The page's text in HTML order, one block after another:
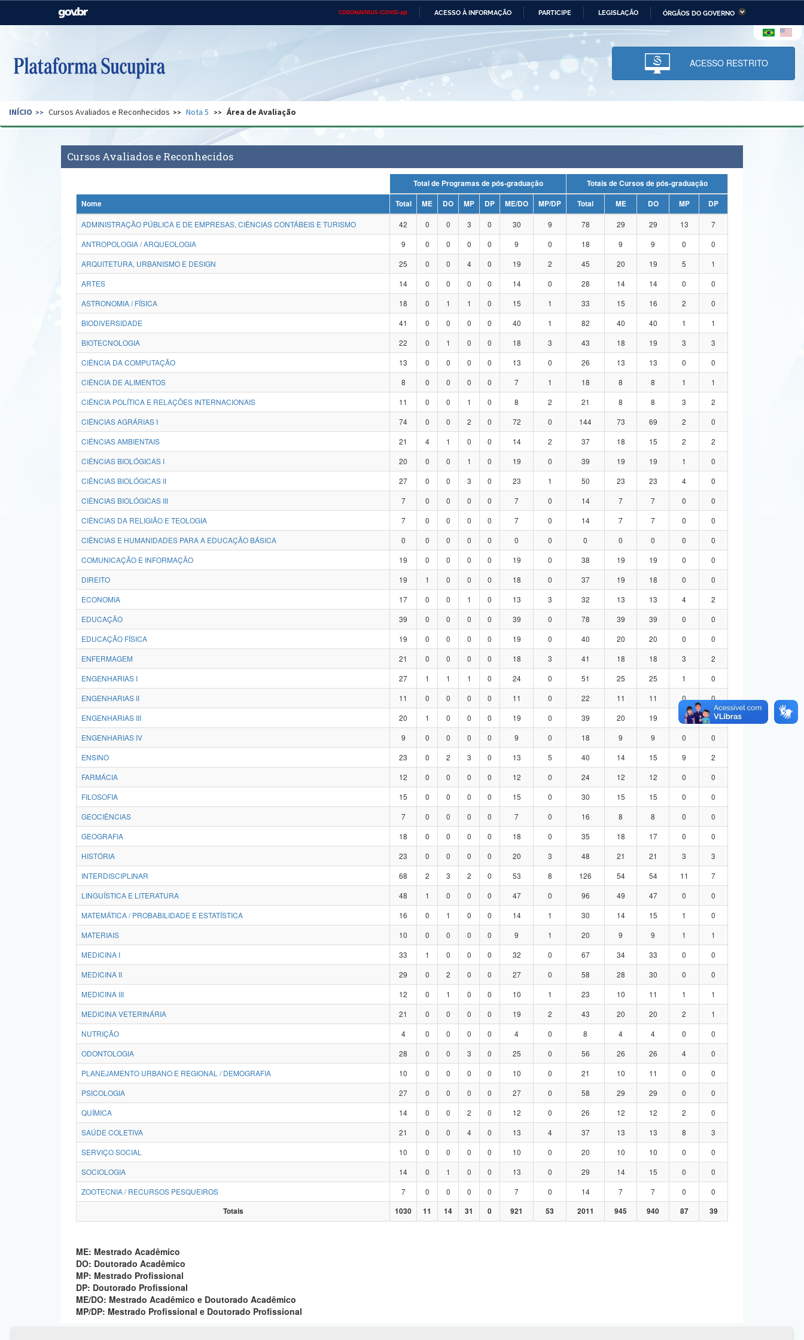
CORONAVÍRUS (COVID-19) ACESSO À INFORMAÇÃO PARTICIPE LEGISLAÇÃO ÓRGÃOS DO GOVERNO
Casa Civil Ministério das Relações Ministério da Economia Ministério da Infraestrutura
Pecuária e Abastecimento
Ministério da Ciência,
Tecnologia, Inovações e
Comunicações
Ministério do Desenvolvimento
Regional e dos Direitos Humanos
Secretaria de Governo Gabinete de Segurança Advocacia-Geral da União Banco Central do Brasil Planalto
ACESSO RESTRITO
INÍCIO Cursos Avaliados e Reconhecidos Nota 5 Área de Avaliação
Cursos Avaliados e Reconhecidos
Total de Programas de pós-graduação
Totais de Cursos de pós-graduação
Nome
Total ME DO MP DP ME/DO MP/DP Total ME DO MP
DP
ADMINISTRAÇÃO PÚBLICA E DE EMPRESAS, CIÊNCIAS CONTÁBEIS E TURISMO
42 0 0 3 0 30 9 78 29 29 13
7
ANTROPOLOGIA / ARQUEOLOGIA
9 0 0 0 0 9 0 18 9 9 0
0
ARQUITETURA, URBANISMO E DESIGN
25 0 0 4 0 19 2 45 20 19 5
1
ARTES
14 0 0 0 0 14 0 28 14 14 0
0
ASTRONOMIA / FÍSICA
18 0 1 1 0 15 1 33 15 16 2
0
BIODIVERSIDADE
41 0 0 0 0 40 1 82 40 40 1
1
BIOTECNOLOGIA
22 0 1 0 0 18 3 43 18 19 3
3
CIÊNCIA DA COMPUTAÇÃO
13 0 0 0 0 13 0 26 13 13 0
0
CIÊNCIA DE ALIMENTOS
8 0 0 0 0 7 1 18 8 8 1
1
CIÊNCIA POLÍTICA E RELAÇÕES INTERNACIONAIS
11 0 0 1 0 8 2 21 8 8 3
2
CIÊNCIAS AGRÁRIAS I
74 0 0 2 0 72 0 144 73 69 2
0
CIÊNCIAS AMBIENTAIS
21 4 1 0 0 14 2 37 18 15 2
2
CIÊNCIAS BIOLÓGICAS I
20 0 0 1 0 19 0 39 19 19 1
0
CIÊNCIAS BIOLÓGICAS II
27 0 0 3 0 23 1 50 23 23 4
0
CIÊNCIAS BIOLÓGICAS III
7 0 0 0 0 7 0 14 7 7 0
0
CIÊNCIAS DA RELIGIÃO E TEOLOGIA
7 0 0 0 0 7 0 14 7 7 0
0
CIÊNCIAS E HUMANIDADES PARA A EDUCAÇÃO BÁSICA
0 0 0 0 0 0 0 0 0 0 0
0
COMUNICAÇÃO E INFORMAÇÃO
19 0 0 0 0 19 0 38 19 19 0
0
DIREITO
19 1 0 0 0 18 0 37 19 18 0
0
ECONOMIA
17 0 0 1 0 13 3 32 13 13 4
2
EDUCAÇÃO
39 0 0 0 0 39 0 78 39 39 0
0
EDUCAÇÃO FÍSICA
19 0 0 0 0 19 0 40 20 20 0
0
ENFERMAGEM
21 0 0 0 0 18 3 41 18 18 3
2
ENGENHARIAS I
27 1 1 1 0 24 0 51 25 25 1
0
ENGENHARIAS II
11 0 0 0 0 11 0 22 11 11 0
0
ENGENHARIAS III
20 1 0 0 0 19 0 39 20 19 0
0
ENGENHARIAS IV
9 0 0 0 0 9 0 18 9 9 0
0
ENSINO
23 0 2 3 0 13 5 40 14 15 9
2
FARMÁCIA
12 0 0 0 0 12 0 24 12 12 0
0
FILOSOFIA
15 0 0 0 0 15 0 30 15 15 0
0
GEOCIÊNCIAS
7 0 0 0 0 7 0 16 8 8 0
0
GEOGRAFIA
18 0 0 0 0 18 0 35 18 17 0
0
HISTÓRIA
23 0 0 0 0 20 3 48 21 21 3
3
INTERDISCIPLINAR
68 2 3 2 0 53 8 126 54 54 11
7
LINGUÍSTICA E LITERATURA
48 1 0 0 0 47 0 96 49 47 0
0
MATEMÁTICA / PROBABILIDADE E ESTATÍSTICA
16 0 1 0 0 14 1 30 14 15 1
0
MATERIAIS
10 0 0 0 0 9 1 20 9 9 1
1
MEDICINA I
33 1 0 0 0 32 0 67 34 33 0
0
MEDICINA II
29 0 2 0 0 27 0 58 28 30 0
0
MEDICINA III
12 0 1 0 0 10 1 23 10 11 1
1
MEDICINA VETERINÁRIA
21 0 0 0 0 19 2 43 20 20 2
1
NUTRIÇÃO
4 0 0 0 0 4 0 8 4 4 0
0
ODONTOLOGIA
28 0 0 3 0 25 0 56 26 26 4
0
PLANEJAMENTO URBANO E REGIONAL / DEMOGRAFIA
10 0 0 0 0 10 0 21 10 11 0
0
PSICOLOGIA
27 0 0 0 0 27 0 58 29 29 0
0
QUÍMICA
14 0 0 2 0 12 0 26 12 12 2
0
SAÚDE COLETIVA
21 0 0 4 0 13 4 37 13 13 8
3
SERVIÇO SOCIAL
10 0 0 0 0 10 0 20 10 10 0
0
SOCIOLOGIA
14 0 1 0 0 13 0 29 14 15 0
0
ZOOTECNIA / RECURSOS PESQUEIROS
7 0 0 0 0 7 0 14 7 7 0
0
Totais
1030 11 14 31 0 921 53 2011 945 940 87 39
ME: Mestrado Acadêmico
DO: Doutorado Acadêmico
MP: Mestrado Profissional
DP: Doutorado Profissional
ME/DO: Mestrado Acadêmico e Doutorado Acadêmico
MP/DP: Mestrado Profissional e Doutorado Profissional